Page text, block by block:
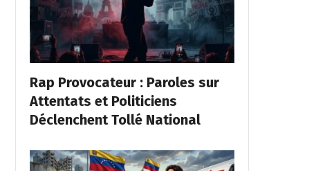
Rap Provocateur : Paroles sur
Attentats et Politiciens
Déclenchent Tollé National